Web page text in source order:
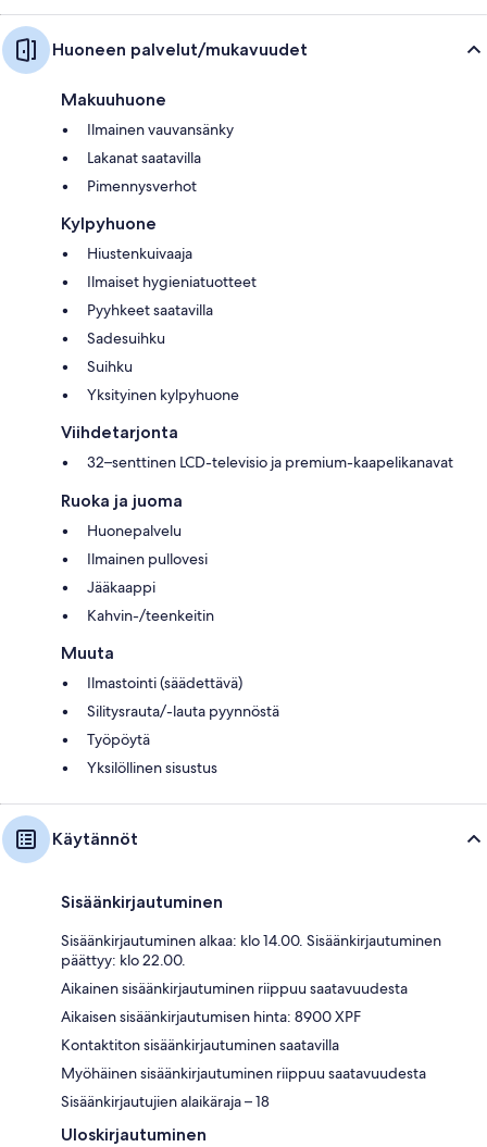
Huoneen palvelut/mukavuudet
Makuuhuone
Ilmainen vauvansänky
Lakanat saatavilla
Pimennysverhot
Kylpyhuone
Hiustenkuivaaja
Ilmaiset hygieniatuotteet
Pyyhkeet saatavilla
Sadesuihku
Suihku
Yksityinen kylpyhuone
Viihdetarjonta
32–senttinen LCD-televisio ja premium-kaapelikanavat
Ruoka ja juoma
Huonepalvelu
Ilmainen pullovesi
Jääkaappi
Kahvin-/teenkeitin
Muuta
Ilmastointi (säädettävä)
Silitysrauta/-lauta pyynnöstä
Työpöytä
Yksilöllinen sisustus
Käytännöt
Sisäänkirjautuminen
Sisäänkirjautuminen alkaa: klo 14.00. Sisäänkirjautuminen
päättyy: klo 22.00.
Aikainen sisäänkirjautuminen riippuu saatavuudesta
Aikaisen sisäänkirjautumisen hinta: 8900 XPF
Kontaktiton sisäänkirjautuminen saatavilla
Myöhäinen sisäänkirjautuminen riippuu saatavuudesta
Sisäänkirjautujien alaikäraja – 18
Uloskirjautuminen